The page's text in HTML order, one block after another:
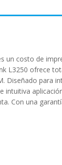
un costo de
L3250 ofrece
Diseñado para
Con una